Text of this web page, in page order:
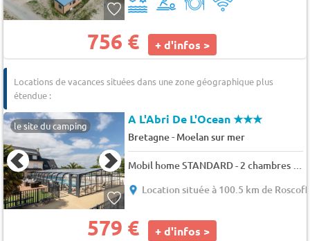
756 € + d'infos >
Locations de vacances situées dans une zone géographique plus
étendue :
le site du camping A L'Abri De L'Ocean★★★
Bretagne- Moelan sur mer
Mobil home STANDARD - 2 chambres 4 pers.
Location située à 100.5 km de Roscoff
579 € + d'infos >